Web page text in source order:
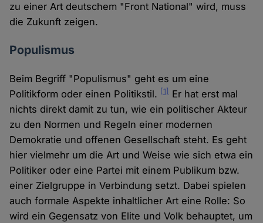
zu einer Art deutschem "Front National" wird, muss
die Zukunft zeigen.
Populismus
Beim Begriff "Populismus" geht es um eine
Politikform oder einen Politikstil.
[1] Er hat erst mal
nichts direkt damit zu tun, wie ein politischer Akteur
zu den Normen und Regeln einer modernen
Demokratie und offenen Gesellschaft steht. Es geht
hier vielmehr um die Art und Weise wie sich etwa ein
Politiker oder eine Partei mit einem Publikum bzw.
einer Zielgruppe in Verbindung setzt. Dabei spielen
auch formale Aspekte inhaltlicher Art eine Rolle: So
wird ein Gegensatz von Elite und Volk behauptet, um